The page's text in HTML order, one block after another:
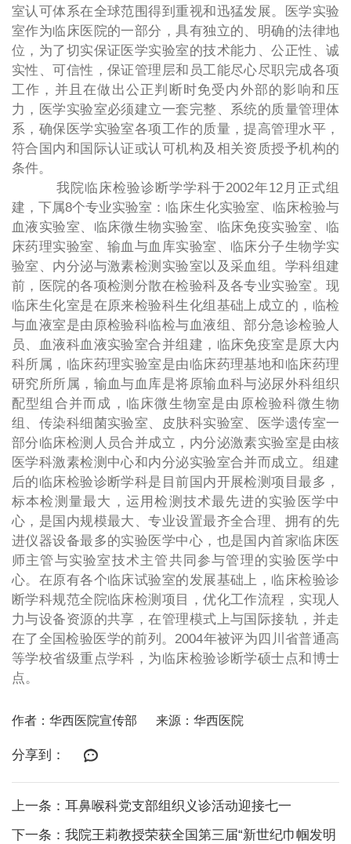
室认可体系在全球范围得到重视和迅猛发展。医学实验
室作为临床医院的一部分，具有独立的、明确的法律地
位，为了切实保证医学实验室的技术能力、公正性、诚
实性、可信性，保证管理层和员工能尽心尽职完成各项
工作，并且在做出公正判断时免受内外部的影响和压
力，医学实验室必须建立一套完整、系统的质量管理体
系，确保医学实验室各项工作的质量，提高管理水平，
符合国内和国际认证或认可机构及相关资质授予机构的
条件。
我院临床检验诊断学学科于2002年12月正式组
建，下属8个专业实验室：临床生化实验室、临床检验与
血液实验室、临床微生物实验室、临床免疫实验室、临
床药理实验室、输血与血库实验室、临床分子生物学实
验室、内分泌与激素检测实验室以及采血组。学科组建
前，医院的各项检测分散在检验科及各专业实验室。现
临床生化室是在原来检验科生化组基础上成立的，临检
与血液室是由原检验科临检与血液组、部分急诊检验人
员、血液科血液实验室合并组建，临床免疫室是原大内
科所属，临床药理实验室是由临床药理基地和临床药理
研究所所属，输血与血库是将原输血科与泌尿外科组织
配型组合并而成，临床微生物室是由原检验科微生物
组、传染科细菌实验室、皮肤科实验室、医学遗传室一
部分临床检测人员合并成立，内分泌激素实验室是由核
医学科激素检测中心和内分泌实验室合并而成立。组建
后的临床检验诊断学科是目前国内开展检测项目最多，
标本检测量最大，运用检测技术最先进的实验医学中
心，是国内规模最大、专业设置最齐全合理、拥有的先
进仪器设备最多的实验医学中心，也是国内首家临床医
师主管与实验室技术主管共同参与管理的实验医学中
心。在原有各个临床试验室的发展基础上，临床检验诊
断学科规范全院临床检测项目，优化工作流程，实现人
力与设备资源的共享，在管理模式上与国际接轨，并走
在了全国检验医学的前列。2004年被评为四川省普通高
等学校省级重点学科，为临床检验诊断学硕士点和博士
点。
作者：华西医院宣传部 来源：华西医院
分享到：
上一条：耳鼻喉科党支部组织义诊活动迎接七一
下一条：我院王莉教授荣获全国第三届“新世纪巾帼发明